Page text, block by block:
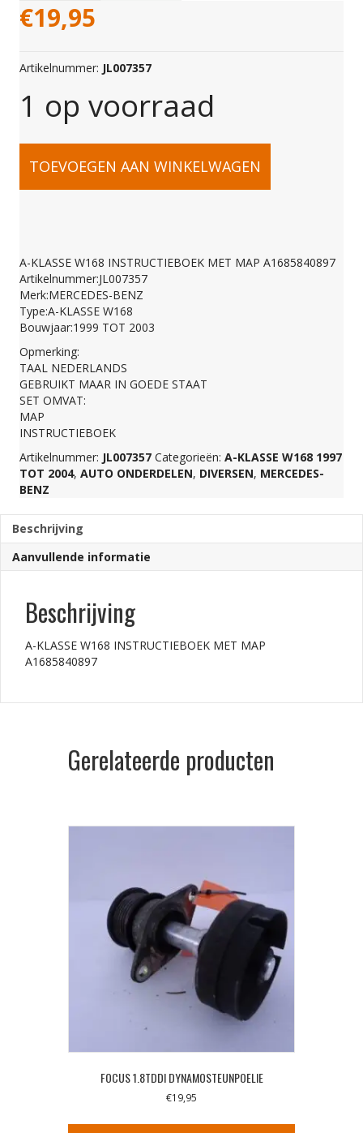
€19,95
Artikelnummer: JL007357
1 op voorraad
A-
W168
INSTRUCTIEBOEK
MET
MAP
A1685840897
aantal
TOEVOEGEN AAN WINKELWAGEN
A-KLASSE W168 INSTRUCTIEBOEK MET MAP A1685840897
Artikelnummer:JL007357
Merk:MERCEDES-BENZ
Type:A-KLASSE W168
Bouwjaar:1999 TOT 2003
Opmerking:
TAAL NEDERLANDS
GEBRUIKT MAAR IN GOEDE STAAT
SET OMVAT:
MAP
INSTRUCTIEBOEK
Artikelnummer: JL007357 Categorieën: A-KLASSE W168 1997
TOT 2004, AUTO ONDERDELEN, DIVERSEN, MERCEDES-
BENZ
Beschrijving
Aanvullende informatie
Beschrijving
A-KLASSE W168 INSTRUCTIEBOEK MET MAP
A1685840897
Gerelateerde producten
FOCUS 1.8TDDI DYNAMOSTEUNPOELIE
€19,95